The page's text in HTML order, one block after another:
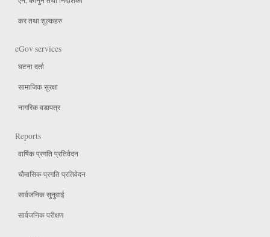
कर तथा शुल्कहरु
eGov services
घटना दर्ता
सामाजिक सुरक्षा
नागरिक वडापत्र
Reports
वार्षिक प्रगति प्रतिवेदन
चौमासिक प्रगति प्रतिवेदन
सार्वजनिक सुनुवाई
सार्वजनिक परीक्षण